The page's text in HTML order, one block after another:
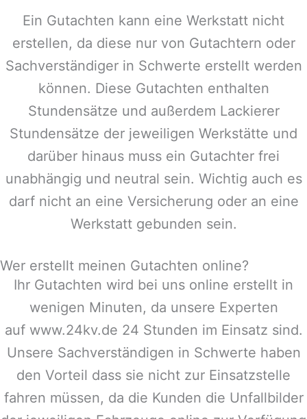
Ein Gutachten kann eine Werkstatt nicht
erstellen, da diese nur von Gutachtern oder
Sachverständiger in Schwerte erstellt werden
können. Diese Gutachten enthalten
Stundensätze und außerdem Lackierer
Stundensätze der jeweiligen Werkstätte und
darüber hinaus muss ein Gutachter frei
unabhängig und neutral sein. Wichtig auch es
darf nicht an eine Versicherung oder an eine
Werkstatt gebunden sein.
Wer erstellt meinen Gutachten online?
Ihr Gutachten wird bei uns online erstellt in
wenigen Minuten, da unsere Experten
auf www.24kv.de 24 Stunden im Einsatz sind.
Unsere Sachverständigen in Schwerte haben
den Vorteil dass sie nicht zur Einsatzstelle
fahren müssen, da die Kunden die Unfallbilder